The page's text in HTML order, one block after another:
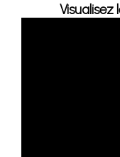
Visualisez